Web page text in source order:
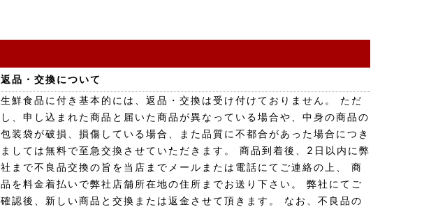
返品・交換について
生鮮食品に付き基本的には、返品・交換は受け付けておりません。 ただ
し、申し込まれた商品と届いた商品が異なっている場合や、中身の商品の
包装袋が破損、損傷している場合、また品質に不都合があった場合につき
ましては無料で至急交換させていただきます。 商品到着後、2日以内に弊
社まで不良品交換の旨を当店までメールまたは電話にてご連絡の上、 商
品を料金着払いで弊社店舗所在地の住所までお送り下さい。 弊社にてご
確認後、新しい商品と交換または返金させて頂きます。 なお、不良品の